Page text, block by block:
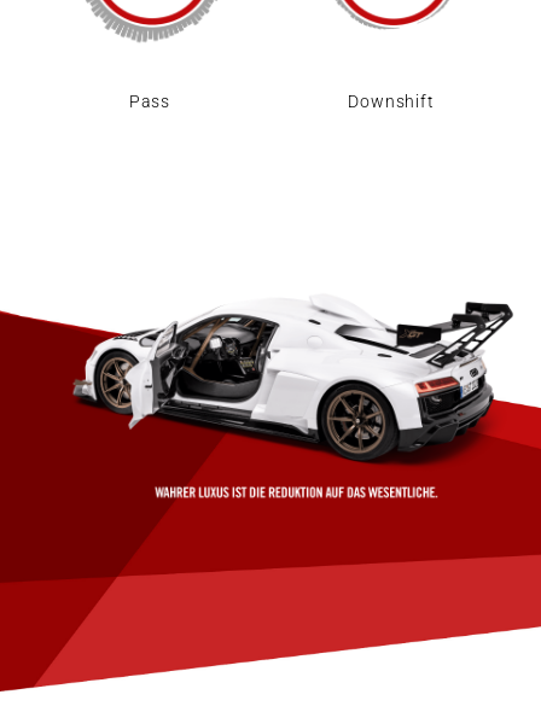
Pass Downshift